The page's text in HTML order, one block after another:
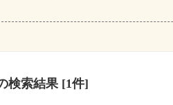
検索結果 [1件]